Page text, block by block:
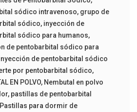
sódico intravenoso, grupo de
sódico, inyección de
sódico para humanos,
de pentobarbital sódico para
de pentobarbital sódico
por pentobarbital sódico,
EN POLVO, Nembutal en polvo
, pastillas de pentobarbital
Pastillas para dormir de